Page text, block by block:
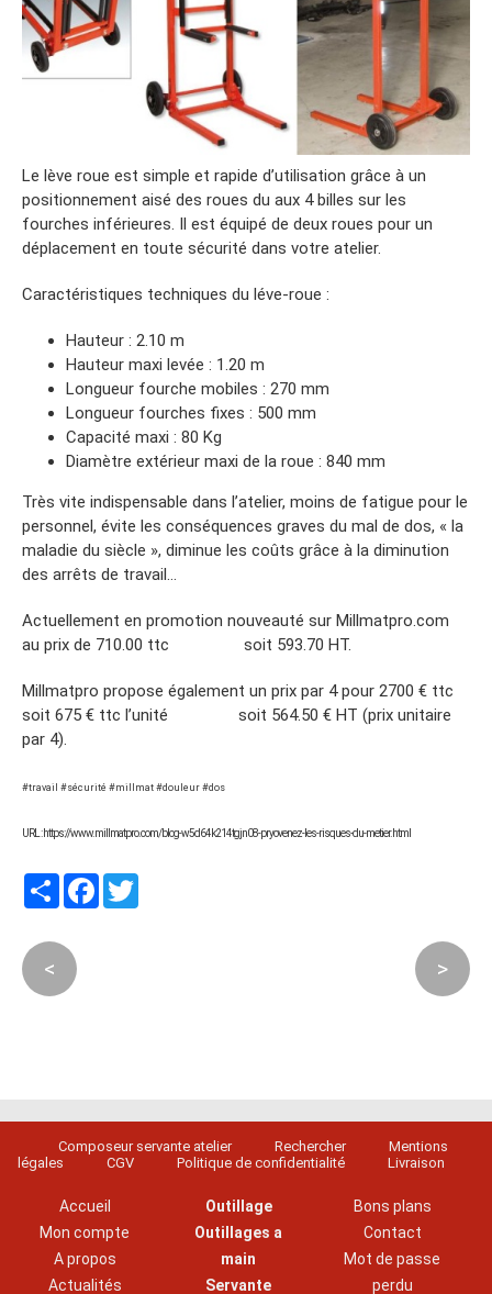
Le lève roue est simple et rapide d’utilisation grâce à un
positionnement aisé des roues du aux 4 billes sur les
fourches inférieures. Il est équipé de deux roues pour un
déplacement en toute sécurité dans votre atelier.
Caractéristiques techniques du léve-roue :
Hauteur : 2.10 m
Hauteur maxi levée : 1.20 m
Longueur fourche mobiles : 270 mm
Longueur fourches fixes : 500 mm
Capacité maxi : 80 Kg
Diamètre extérieur maxi de la roue : 840 mm
Très vite indispensable dans l’atelier, moins de fatigue pour le
personnel, évite les conséquences graves du mal de dos, « la
maladie du siècle », diminue les coûts grâce à la diminution
des arrêts de travail…
Actuellement en promotion nouveauté sur Millmatpro.com
au prix de 710.00 ttc soit 593.70 HT.
Millmatpro propose également un prix par 4 pour 2700 € ttc
soit 675 € ttc l’unité soit 564.50 € HT (prix unitaire
par 4).
#travail #sécurité #millmat #douleur #dos
URL : https://www.millmatpro.com/blog-w5d64k214tgjn08-pryovenez-les-risques-du-metier.html
PartagerFacebook
< >
Composeur servante atelier Rechercher
Mentions
légales
CGV Politique de confidentialité Livraison
Accueil
Mon compte
A propos
Actualités
Outillage
Outillages a
main
Servante
Bons plans
Contact
Mot de passe
perdu